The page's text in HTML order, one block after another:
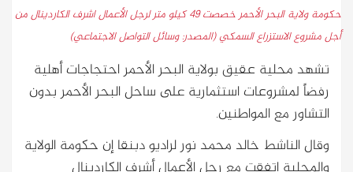
حكومة ولاية البحر الأحمر خصصت 49 كيلو متر لرجل الأعمال اشرف الكاردينال من
أجل مشروع الاستزراع السمكي (المصدر: وسائل التواصل الاجتماعي)
تشهد محلية عقيق بولاية البحر الأحمر احتجاجات أهلية
رفضاً لمشروعات استثمارية على ساحل البحر الأحمر بدون
التشاور مع المواطنين.
وقال الناشط خالد محمد نور لراديو دبنقا إن حكومة الولاية